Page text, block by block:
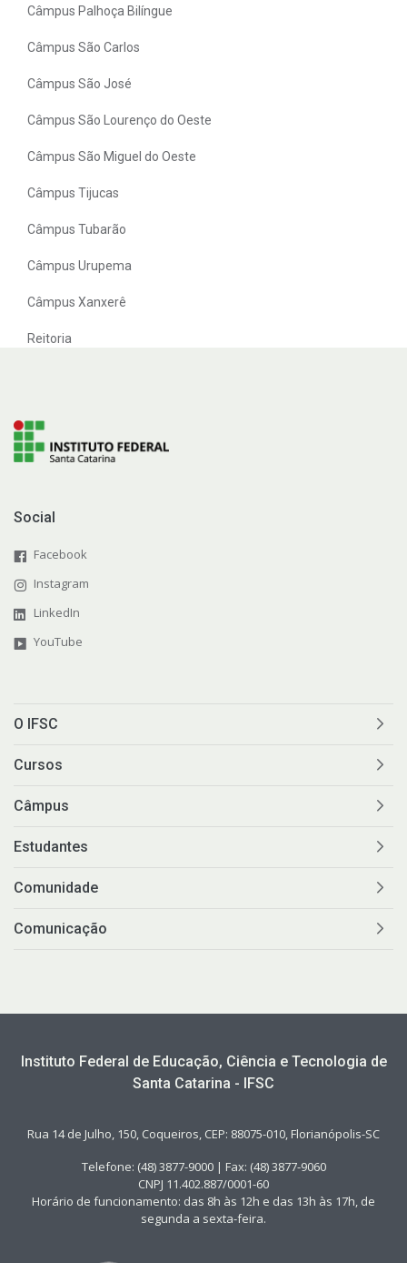
Câmpus Palhoça Bilíngue
Câmpus São Carlos
Câmpus São José
Câmpus São Lourenço do Oeste
Câmpus São Miguel do Oeste
Câmpus Tijucas
Câmpus Tubarão
Câmpus Urupema
Câmpus Xanxerê
Reitoria
Social
Facebook
Instagram
LinkedIn
YouTube
O IFSC
Cursos
Câmpus
Estudantes
Comunidade
Comunicação
Instituto Federal de Educação, Ciência e Tecnologia de
Santa Catarina - IFSC
Rua 14 de Julho, 150, Coqueiros, CEP: 88075-010, Florianópolis-SC
Telefone: (48) 3877-9000 | Fax: (48) 3877-9060
CNPJ 11.402.887/0001-60
Horário de funcionamento: das 8h às 12h e das 13h às 17h, de
segunda a sexta-feira.